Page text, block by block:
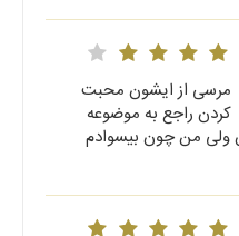
مرسی از ایشون محبت
کردن راجع به موضوعه
ولی من چون بیسوادم